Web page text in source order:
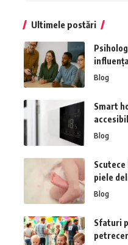
Ultimele postări
Blog
Smart
Blog
piele
Blog
Sfaturi